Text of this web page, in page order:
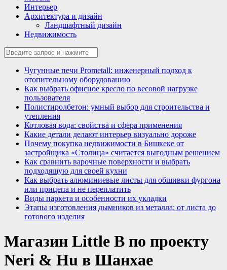
Интерьер
Архитектура и дизайн
Ландшафтный дизайн
Недвижимость
Чугунные печи Prometall: инженерный подход к
отопительному оборудованию
Как выбрать офисное кресло по весовой нагрузке
пользователя
Полистиролбетон: умный выбор для строительства и
утепления
Котловая вода: свойства и сфера применения
Какие детали делают интерьер визуально дороже
Почему покупка недвижимости в Бишкеке от
застройщика «Столица» считается выгодным решением
Как сравнить варочные поверхности и выбрать
подходящую для своей кухни
Как выбрать алюминиевые листы для обшивки фургона
или прицепа и не переплатить
Виды паркета и особенности их укладки
Этапы изготовления дымников из металла: от листа до
готового изделия
Магазин Little B по проекту
Neri & Hu в Шанхае